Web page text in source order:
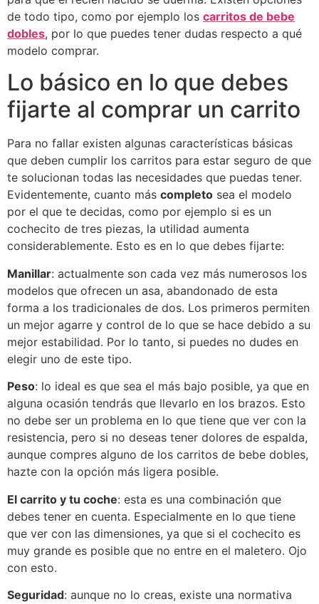
de todo tipo, como por ejemplo los carritos de bebe
dobles, por lo que puedes tener dudas respecto a qué
modelo comprar.
Lo básico en lo que debes
fijarte al comprar un carrito
Para no fallar existen algunas características básicas
que deben cumplir los carritos para estar seguro de que
te solucionan todas las necesidades que puedas tener.
Evidentemente, cuanto más completo sea el modelo
por el que te decidas, como por ejemplo si es un
cochecito de tres piezas, la utilidad aumenta
considerablemente. Esto es en lo que debes fijarte:
Manillar: actualmente son cada vez más numerosos los
modelos que ofrecen un asa, abandonado de esta
forma a los tradicionales de dos. Los primeros permiten
un mejor agarre y control de lo que se hace debido a su
mejor estabilidad. Por lo tanto, si puedes no dudes en
elegir uno de este tipo.
Peso: lo ideal es que sea el más bajo posible, ya que en
alguna ocasión tendrás que llevarlo en los brazos. Esto
no debe ser un problema en lo que tiene que ver con la
resistencia, pero si no deseas tener dolores de espalda,
aunque compres alguno de los carritos de bebe dobles,
hazte con la opción más ligera posible.
El carrito y tu coche: esta es una combinación que
debes tener en cuenta. Especialmente en lo que tiene
que ver con las dimensiones, ya que si el cochecito es
muy grande es posible que no entre en el maletero. Ojo
con esto.
Seguridad: aunque no lo creas, existe una normativa